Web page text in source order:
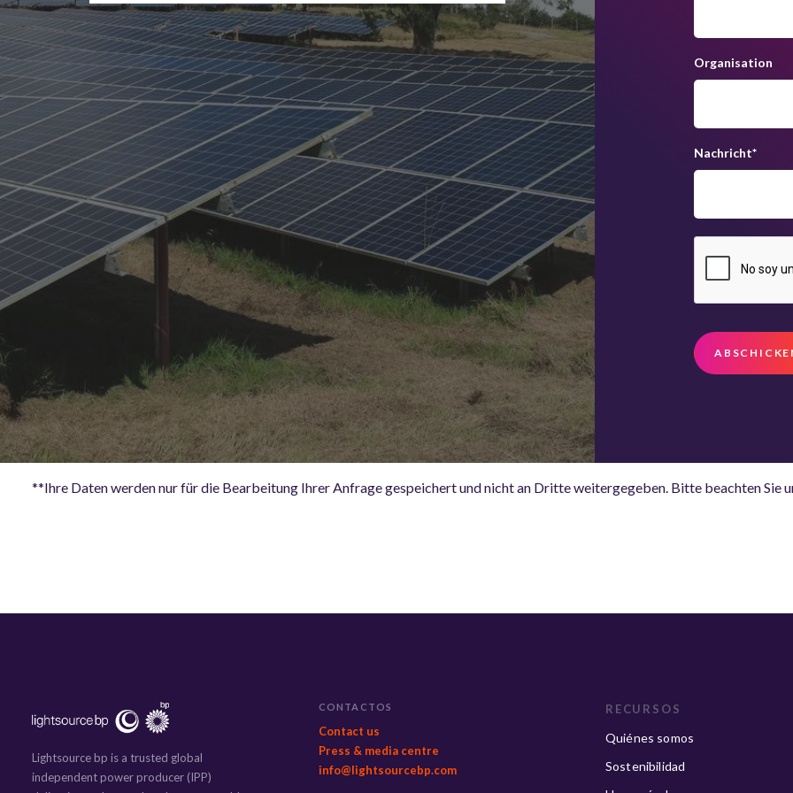
Organisation
Nachricht*
**Ihre Daten werden nur für die Bearbeitung Ihrer Anfrage gespeichert und nicht an Dritte weitergegeben. Bitte beachten Sie
Lightsource bp is a trusted global
independent power producer (IPP)
CONTACTOS
Contact us
Press & media centre
info@lightsourcebp.com
RECURSOS
Quiénes somos
Sostenibilidad